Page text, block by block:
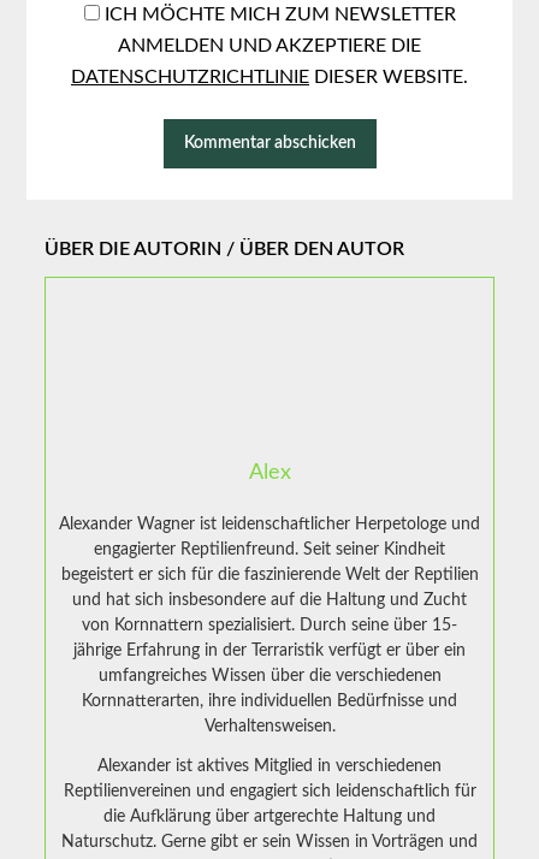
ICH MÖCHTE MICH ZUM NEWSLETTER
ANMELDEN UND AKZEPTIERE DIE
DATENSCHUTZRICHTLINIE DIESER WEBSITE.
ÜBER DIE AUTORIN / ÜBER DEN AUTOR
Alex
Alexander Wagner ist leidenschaftlicher Herpetologe und
engagierter Reptilienfreund. Seit seiner Kindheit
begeistert er sich für die faszinierende Welt der Reptilien
und hat sich insbesondere auf die Haltung und Zucht
von Kornnattern spezialisiert. Durch seine über 15-
jährige Erfahrung in der Terraristik verfügt er über ein
umfangreiches Wissen über die verschiedenen
Kornnatterarten, ihre individuellen Bedürfnisse und
Verhaltensweisen.
Alexander ist aktives Mitglied in verschiedenen
Reptilienvereinen und engagiert sich leidenschaftlich für
die Aufklärung über artgerechte Haltung und
Naturschutz. Gerne gibt er sein Wissen in Vorträgen und